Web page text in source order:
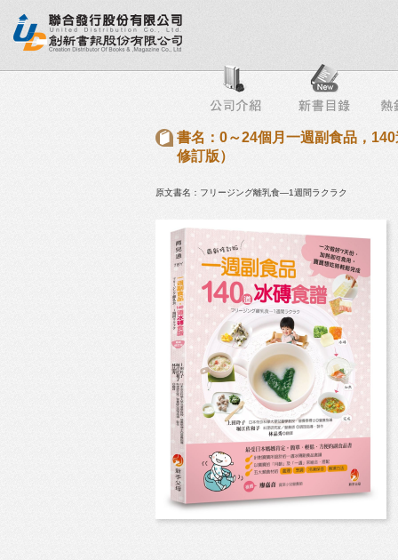
榜 出版社專區 書店專區 目錄下載 會員服務
書名：0～24個月一週副食品，
修訂版）
原文書名：フリージング離乳食―1週間ラクラク